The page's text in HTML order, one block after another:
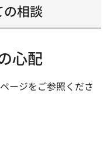
相談
心配
ージをご参照くださ